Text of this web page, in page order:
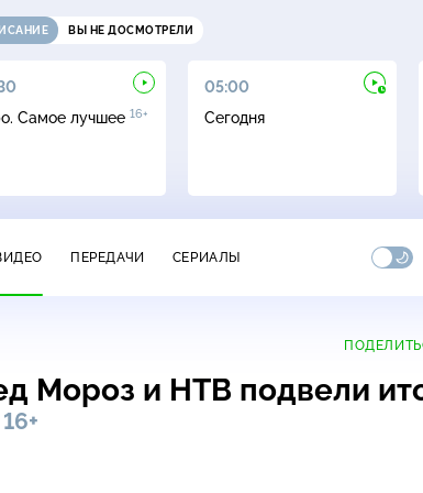
ВЫ НЕ ДОСМОТРЕЛИ
Самое лучшее 16+
05:00
Сегодня
ПЕРЕДАЧИ СЕРИАЛЫ
Мороз и НТВ подвели
16+